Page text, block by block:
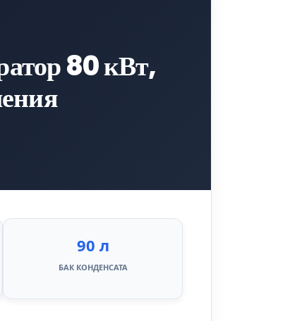
80 кВт,
90 л
БАК КОНДЕНСАТА